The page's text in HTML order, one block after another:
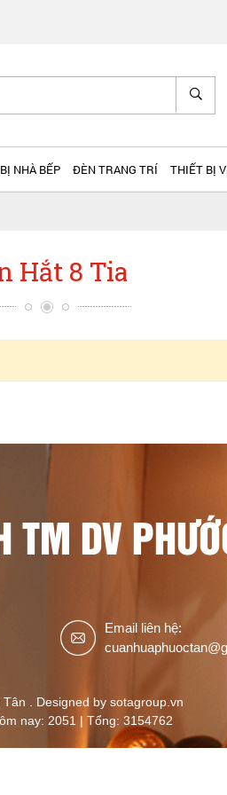
NHÀ BẾP ĐÈN TRANG TRÍ THIẾT BỊ
Hắt 8 Tia
TM DV
Email liên hệ:
. Designed by sotagroup.vn
nay: 2051 | Tổng: 3154762